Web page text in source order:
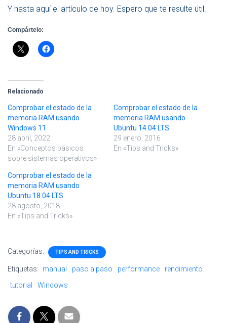
Y hasta aquí el artículo de hoy. Espero que te resulte útil.
Compártelo:
Relacionado
Comprobar el estado de la
memoria RAM usando
Windows 11
28 abril, 2022
En «Conceptos básicos
sobre sistemas operativos»
Comprobar el estado de la
memoria RAM usando
Ubuntu 14.04 LTS
29 enero, 2016
En «Tips and Tricks»
Comprobar el estado de la
memoria RAM usando
Ubuntu 18.04 LTS
28 agosto, 2018
En «Tips and Tricks»
Categorías: TIPS AND TRICKS
Etiquetas: manual paso a paso performance
rendimiento
tutorial
Windows